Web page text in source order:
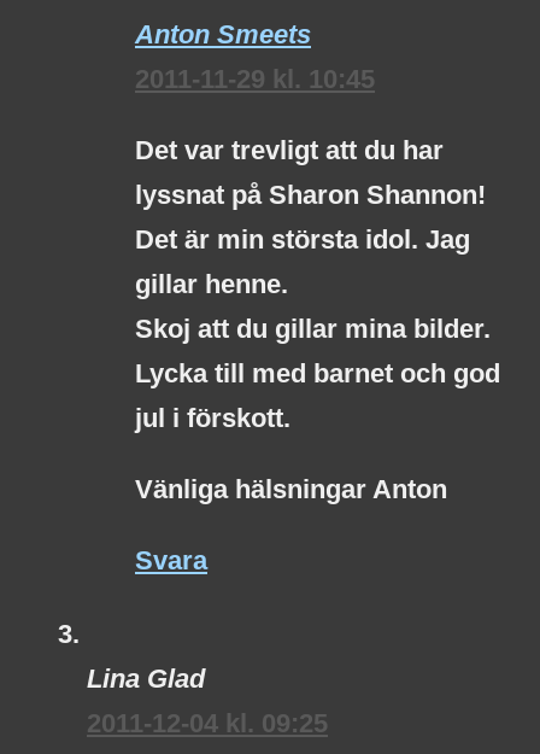
Anton Smeets
2011-11-29 kl. 10:45
Det var trevligt att du har
lyssnat på Sharon Shannon!
Det är min största idol. Jag
gillar henne.
Skoj att du gillar mina bilder.
Lycka till med barnet och god
jul i förskott.
Vänliga hälsningar Anton
Svara
Lina Glad
2011-12-04 kl. 09:25